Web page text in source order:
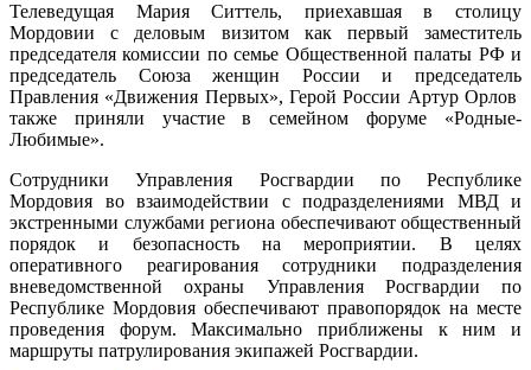
Телеведущая Мария Ситтель, приехавшая в столицу
Мордовии с деловым визитом как первый заместитель
председателя комиссии по семье Общественной палаты РФ и
председатель Союза женщин России и председатель
Правления «Движения Первых», Герой России Артур Орлов
также приняли участие в семейном форуме «Родные-
Любимые».
Сотрудники Управления Росгвардии по Республике
Мордовия во взаимодействии с подразделениями МВД и
экстренными службами региона обеспечивают общественный
порядок и безопасность на мероприятии. В целях
оперативного реагирования сотрудники подразделения
вневедомственной охраны Управления Росгвардии по
Республике Мордовия обеспечивают правопорядок на месте
проведения форум. Максимально приближены к ним и
маршруты патрулирования экипажей Росгвардии.